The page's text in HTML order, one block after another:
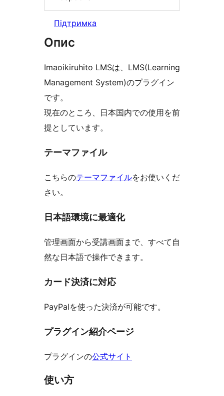
Підтримка
Опис
Imaoikiruhito LMSは、LMS(Learning
Management System)のプラグイン
です。
現在のところ、日本国内での使用を前
提としています。
テーマファイル
こちらのテーマファイルをお使いくだ
さい。
日本語環境に最適化
管理画面から受講画面まで、すべて自
然な日本語で操作できます。
カード決済に対応
PayPalを使った決済が可能です。
プラグイン紹介ページ
プラグインの公式サイト
使い方